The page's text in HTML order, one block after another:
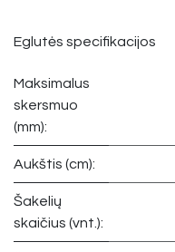
Eglutės specifikacijos
Maksimalus
skersmuo
(mm):
Aukštis (cm):
Šakelių
skaičius (vnt.):